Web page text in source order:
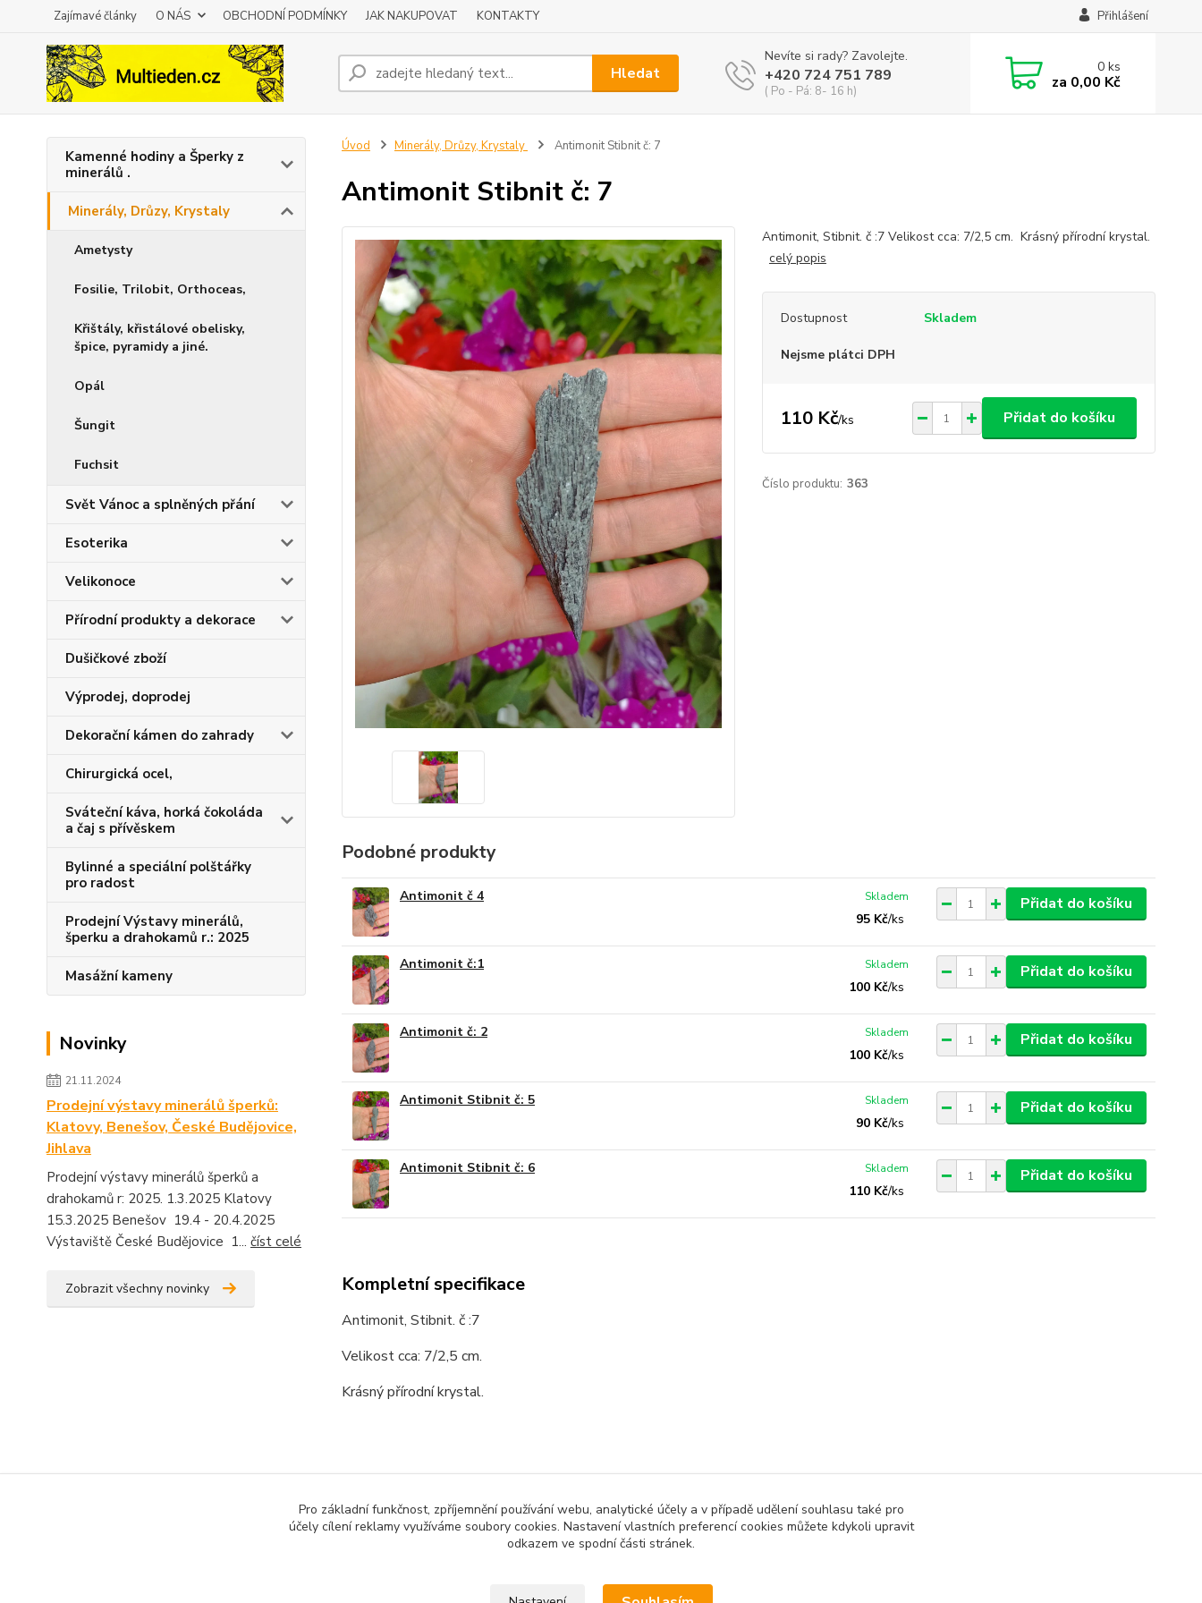
Zajímavé články O NÁS OBCHODNÍ PODMÍNKY JAK NAKUPOVAT KONTAKTY Přihlášení
Hledat
Nevíte si rady? Zavolejte.
+420 724 751 789
( Po - Pá: 8- 16 h)
0ks
za 0,00 Kč
Kamenné hodiny a Šperky z
minerálů .
Minerály, Drůzy, Krystaly
Ametysty
Fosilie, Trilobit, Orthoceas,
Křištály, křistálové obelisky,
špice, pyramidy a jiné.
Opál
Šungit
Fuchsit
Svět Vánoc a splněných přání
Esoterika
Velikonoce
Přírodní produkty a dekorace
Dušičkové zboží
Výprodej, doprodej
Dekorační kámen do zahrady
Chirurgická ocel,
Sváteční káva, horká čokoláda
a čaj s přívěskem
Bylinné a speciální polštářky
pro radost
Prodejní Výstavy minerálů,
šperku a drahokamů r.: 2025
Masážní kameny
Novinky
21.11.2024
Prodejní výstavy minerálů šperků:
Klatovy, Benešov, České Budějovice,
Jihlava
Prodejní výstavy minerálů šperků a
drahokamů r: 2025. 1.3.2025 Klatovy
15.3.2025 Benešov 19.4 - 20.4.2025
Výstaviště České Budějovice 1... číst celé
Zobrazit všechny novinky
Úvod Minerály, Drůzy, Krystaly Antimonit Stibnit č: 7
Antimonit Stibnit č: 7
Antimonit, Stibnit. č :7 Velikost cca: 7/2,5 cm. Krásný přírodní krystal.
celý popis
Dostupnost Skladem
Nejsme plátci DPH
110 Kč/ks Přidat do košíku
Číslo produktu: 363
Podobné produkty
Antimonit č 4
95 Kč/ks
Skladem Přidat do košíku
Antimonit č:1
100 Kč/ks
Skladem Přidat do košíku
Antimonit č: 2
100 Kč/ks
Skladem Přidat do košíku
Antimonit Stibnit č: 5
90 Kč/ks
Skladem Přidat do košíku
Antimonit Stibnit č: 6
110 Kč/ks
Skladem Přidat do košíku
Kompletní specifikace
Antimonit, Stibnit. č :7
Velikost cca: 7/2,5 cm.
Krásný přírodní krystal.
Zboží zařazeno v kategoriích
Pro základní funkčnost, zpříjemnění používání webu, analytické účely a v případě udělení souhlasu také pro
účely cílení reklamy využíváme soubory cookies. Nastavení vlastních preferencí cookies můžete kdykoli upravit
odkazem ve spodní části stránek.